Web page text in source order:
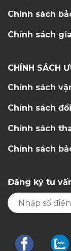
Chính sách
Chính sách
CHÍNH SÁCH
Chính sách
Chính sách
Chính sách
Chính sách
Đăng ký tư